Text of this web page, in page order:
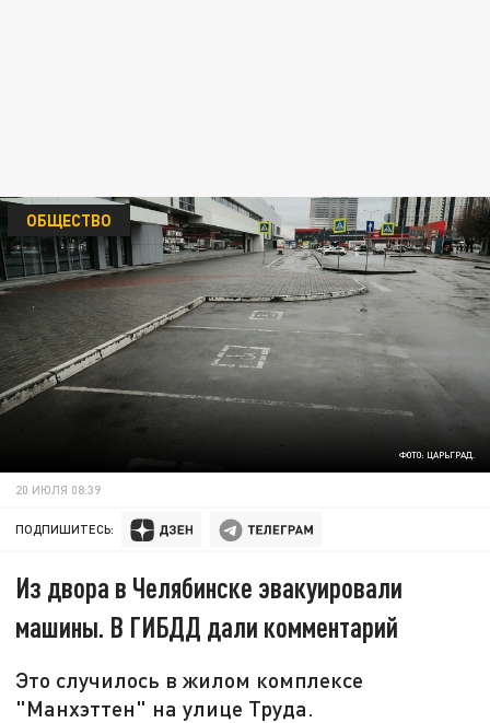
ФОТО: ЦАРЬГРАД.
ОБЩЕСТВО
20 ИЮЛЯ 08:39
ПОДПИШИТЕСЬ:
Из двора в Челябинске эвакуировали
машины. В ГИБДД дали комментарий
Это случилось в жилом комплексе
"Манхэттен" на улице Труда.